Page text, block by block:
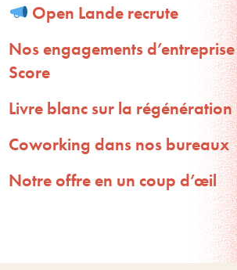
Open Lande recrute
Nos engagements
Score
Livre blanc sur la régénération
Coworking dans nos bureaux
Notre offre en un coup d’œil